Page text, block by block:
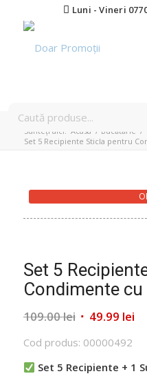
Luni - Vineri
Sunteți aici: Acasa / Bucătărie /
Set 5 Recipiente Sticla pentru
Set 5
Condimente
109.00lei Prețul
a
fost:
49.99 lei
Cod produs: 00000492
Set 5 Recipiente + 1